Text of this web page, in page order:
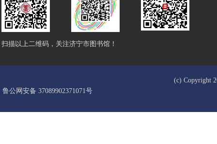
扫描以上二维码，关注济宁市图书馆！
(c) Copyright
鲁公网安备 37089902371071号